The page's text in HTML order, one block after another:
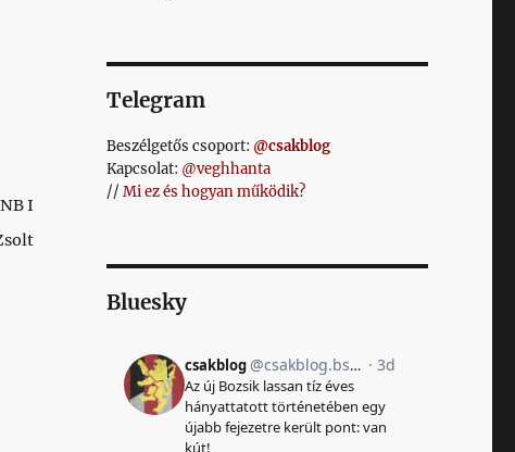
NB I
Telegram
Beszélgetős csoport: @csakblog
Kapcsolat: @veghhanta
// Mi ez és hogyan működik?
Bluesky